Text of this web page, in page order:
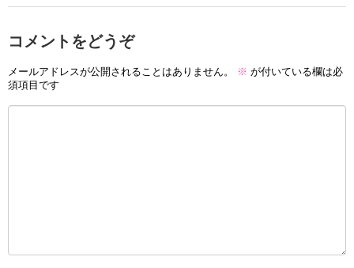
コメントをどうぞ
メールアドレスが公開されることはありません。 ※ が付いている欄は必
須項目です